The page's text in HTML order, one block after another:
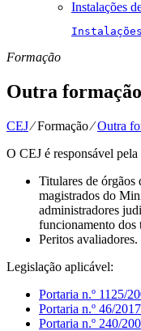
Instalações
Formação
Outra formação
CEJ⁄Formação⁄Outra
O CEJ é responsável
Titulares de órgãos
magistrados do
administradores
funcionamento dos
Peritos avaliadores.
Legislação aplicável:
Portaria n.º 1125/
Portaria n.º 46/2017
Portaria n.º 240/